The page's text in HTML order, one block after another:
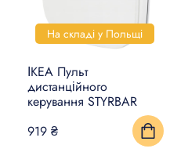
КИЛИМИ, ЦИНОВКИ ТА
ПОБУТОВА ЕЛЕКТРОНІКА
ТОВАРИ ДЛЯ ТВАРИН
На складі у Польщі
ІКЕА Пульт
дистанційного
керування STYRBAR
919 ₴